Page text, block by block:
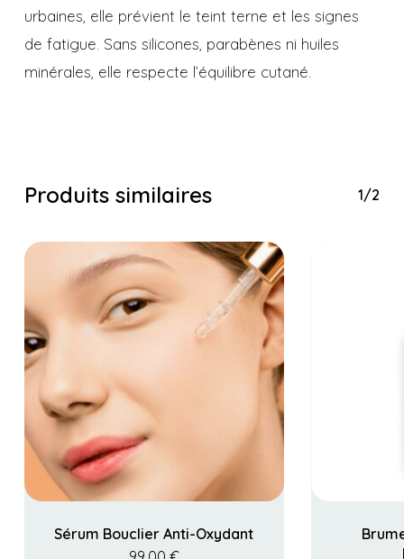
urbaines, elle prévient le teint terne et les signes
de fatigue. Sans silicones, parabènes ni huiles
minérales, elle respecte l’équilibre cutané.
Produits similaires 1/2
Sérum Bouclier Anti-Oxydant